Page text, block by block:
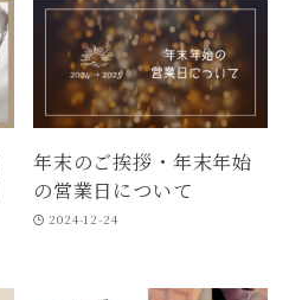
年末のご挨拶・年末年始
の営業日について
2024-12-24